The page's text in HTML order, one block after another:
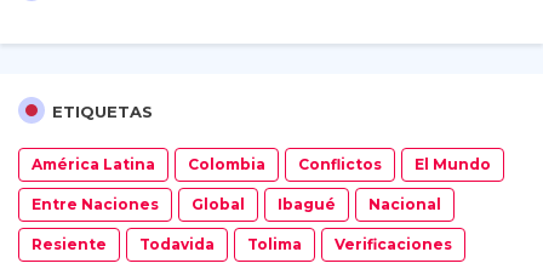
ETIQUETAS
América Latina Colombia Conflictos El Mundo
Entre Naciones Global Ibagué Nacional
Resiente Todavida Tolima Verificaciones